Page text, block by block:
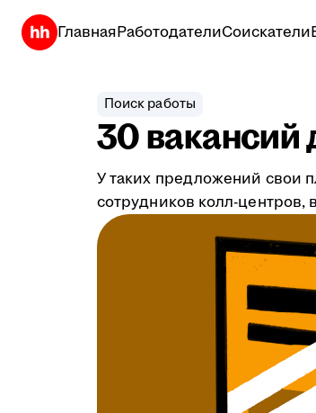
ГлавнаяРаботодателиСоискатели
Поиск работы
30 вакансий
У таких предложений свои
сотрудников колл-центров,